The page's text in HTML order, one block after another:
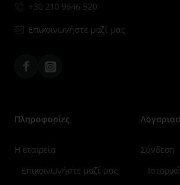
+30 210 9646 520
Επικοινωνήστε μαζί μας
FacebookInstagram
Πληροφορίες
Η εταιρεία
Επικοινωνήστε μαζί μας
Σύνδεση